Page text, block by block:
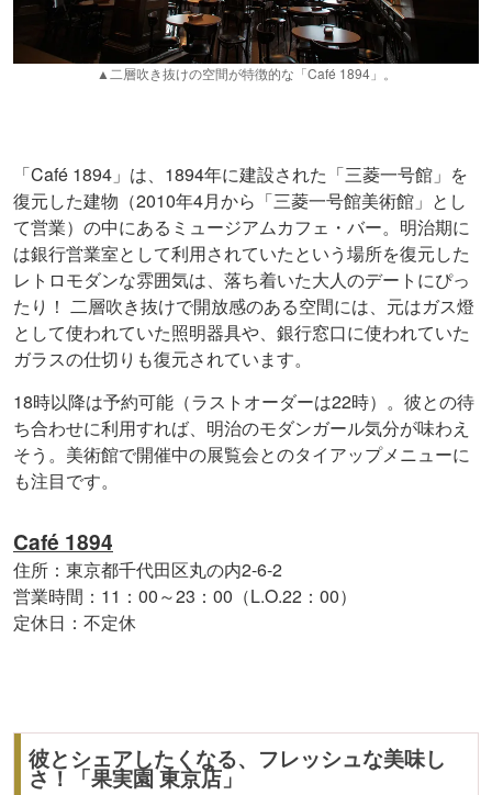
▲二層吹き抜けの空間が特徴的な「Café 1894」。
「Café 1894」は、1894年に建設された「三菱一号館」を
復元した建物（2010年4月から「三菱一号館美術館」とし
て営業）の中にあるミュージアムカフェ・バー。明治期に
は銀行営業室として利用されていたという場所を復元した
レトロモダンな雰囲気は、落ち着いた大人のデートにぴっ
たり！ 二層吹き抜けで開放感のある空間には、元はガス燈
として使われていた照明器具や、銀行窓口に使われていた
ガラスの仕切りも復元されています。
18時以降は予約可能（ラストオーダーは22時）。彼との待
ち合わせに利用すれば、明治のモダンガール気分が味わえ
そう。美術館で開催中の展覧会とのタイアップメニューに
も注目です。
Café 1894
住所：東京都千代田区丸の内2-6-2
営業時間：11：00～23：00（L.O.22：00）
定休日：不定休
彼とシェアしたくなる、フレッシュな美味し
さ！「果実園 東京店」